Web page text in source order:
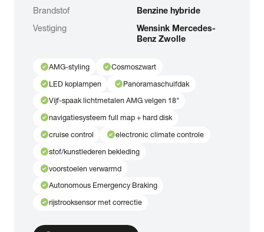
Brandstof
Benzine hybride
Vestiging
Wensink Mercedes-
Benz Zwolle
check_circleAMG-styling check_circleCosmoszwart
check_circleLED koplampen check_circlePanoramaschuifdak
check_circleVijf-spaak lichtmetalen AMG velgen 18"
check_circlenavigatiesysteem full map + hard disk
check_circlecruise control check_circleelectronic climate controle
check_circlestof/kunstlederen bekleding
check_circlevoorstoelen verwarmd
check_circleAutonomous Emergency Braking
check_circlerijstrooksensor met correctie